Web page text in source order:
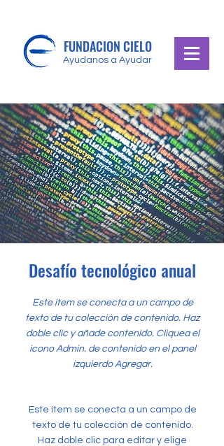
FUNDACION CIELO
Ayudanos a Ayudar
Desafío tecnológico anual
Este ítem se conecta a un campo de
texto de tu colección de contenido. Haz
doble clic y añade contenido. Cliquea el
icono Admin. de contenido en el panel
izquierdo Agregar.
Este ítem se conecta a un campo de
texto de tu colección de contenido.
Haz doble clic para editar y elige